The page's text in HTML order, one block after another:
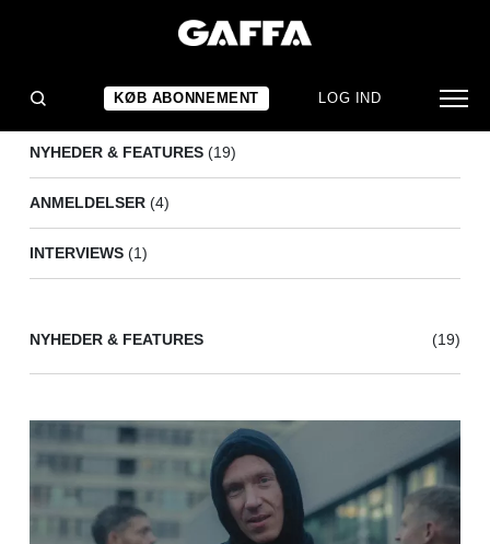
KØB ABONNEMENT LOG IND
NYHEDER & FEATURES (19)
ANMELDELSER (4)
INTERVIEWS (1)
NYHEDER & FEATURES (19)